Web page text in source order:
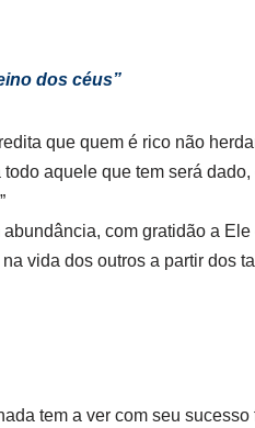
dos céus”
que quem é rico não
aquele que tem será
com gratidão a
vida dos outros a partir dos
tem a ver com seu